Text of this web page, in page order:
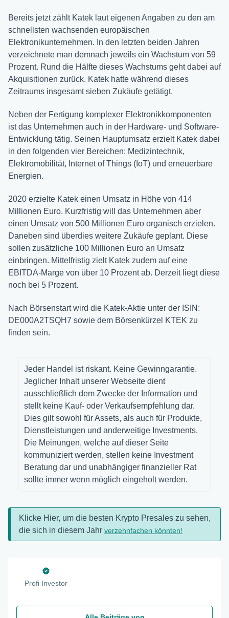
Bereits jetzt zählt Katek laut eigenen Angaben zu den am
schnellsten wachsenden europäischen
Elektronikunternehmen. In den letzten beiden Jahren
verzeichnete man demnach jeweils ein Wachstum von 59
Prozent. Rund die Hälfte dieses Wachstums geht dabei auf
Akquisitionen zurück. Katek hatte während dieses
Zeitraums insgesamt sieben Zukäufe getätigt.
Neben der Fertigung komplexer Elektronikkomponenten
ist das Unternehmen auch in der Hardware- und Software-
Entwicklung tätig. Seinen Hauptumsatz erzielt Katek dabei
in den folgenden vier Bereichen: Medizintechnik,
Elektromobilität, Internet of Things (IoT) und erneuerbare
Energien.
2020 erzielte Katek einen Umsatz in Höhe von 414
Millionen Euro. Kurzfristig will das Unternehmen aber
einen Umsatz von 500 Millionen Euro organisch erzielen.
Daneben sind überdies weitere Zukäufe geplant. Diese
sollen zusätzliche 100 Millionen Euro an Umsatz
einbringen. Mittelfristig zielt Katek zudem auf eine
EBITDA-Marge von über 10 Prozent ab. Derzeit liegt diese
noch bei 5 Prozent.
Nach Börsenstart wird die Katek-Aktie unter der ISIN:
DE000A2TSQH7 sowie dem Börsenkürzel KTEK zu
finden sein.
Jeder Handel ist riskant. Keine Gewinngarantie.
Jeglicher Inhalt unserer Webseite dient
ausschließlich dem Zwecke der Information und
stellt keine Kauf- oder Verkaufsempfehlung dar.
Dies gilt sowohl für Assets, als auch für Produkte,
Dienstleistungen und anderweitige Investments.
Die Meinungen, welche auf dieser Seite
kommuniziert werden, stellen keine Investment
Beratung dar und unabhängiger finanzieller Rat
sollte immer wenn möglich eingeholt werden.
Klicke Hier, um die besten Krypto Presales zu sehen,
die sich in diesem Jahr verzehnfachen könnten!
Profi Investor